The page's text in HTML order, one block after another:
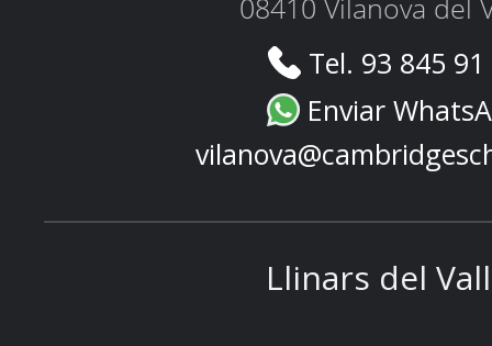
08410 Vilanova del
Tel. 93 845
Enviar
Llinars del